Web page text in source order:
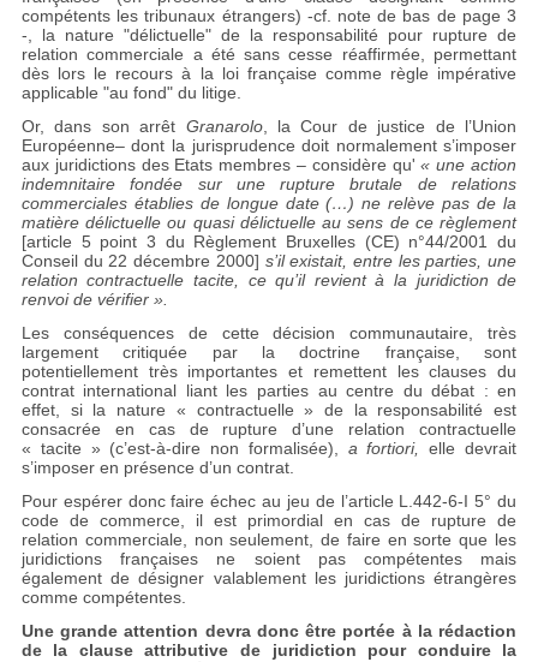
compétents les tribunaux étrangers) -cf. note de bas de page 3
-, la nature "délictuelle" de la responsabilité pour rupture de
relation commerciale a été sans cesse réaffirmée, permettant
dès lors le recours à la loi française comme règle impérative
applicable "au fond" du litige.
Or, dans son arrêt Granarolo, la Cour de justice de l’Union
Européenne– dont la jurisprudence doit normalement s’imposer
aux juridictions des Etats membres – considère qu'« une action
indemnitaire fondée sur une rupture brutale de relations
commerciales établies de longue date (…) ne relève pas de la
matière délictuelle ou quasi délictuelle au sens de ce règlement
[article 5 point 3 du Règlement Bruxelles (CE) n°44/2001 du
Conseil du 22 décembre 2000] s’il existait, entre les parties, une
relation contractuelle tacite, ce qu’il revient à la juridiction de
renvoi de vérifier ».
Les conséquences de cette décision communautaire, très
largement critiquée par la doctrine française, sont
potentiellement très importantes et remettent les clauses du
contrat international liant les parties au centre du débat : en
effet, si la nature « contractuelle » de la responsabilité est
consacrée en cas de rupture d’une relation contractuelle
« tacite » (c’est-à-dire non formalisée), a fortiori,
elle devrait
s’imposer en présence d’un contrat.
Pour espérer donc faire échec au jeu de l’article L.442-6-I 5° du
code de commerce, il est primordial en cas de rupture de
relation commerciale, non seulement, de faire en sorte que les
juridictions françaises ne soient pas compétentes mais
également de désigner valablement les juridictions étrangères
comme compétentes.
Une grande attention devra donc être portée à la rédaction
de la clause attributive de juridiction pour conduire la